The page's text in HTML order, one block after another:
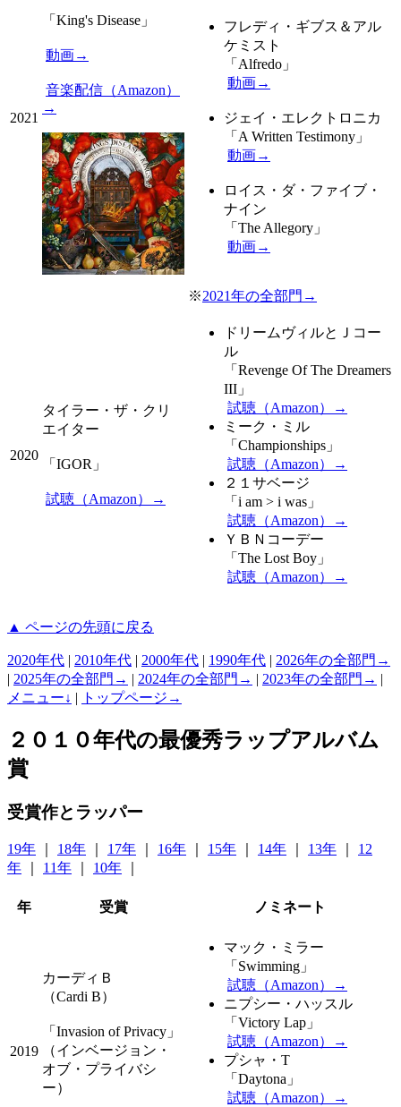
2021
「King's Disease」
動画→
音楽配信（Amazon）
→
フレディ・ギブス＆アル
ケミスト
「Alfredo」
動画→
ジェイ・エレクトロニカ
「A Written Testimony」
動画→
ロイス・ダ・ファイブ・
ナイン
「The Allegory」
動画→
※2021年の全部門→
2020
タイラー・ザ・クリ
エイター
「IGOR」
試聴（Amazon）→
ドリームヴィルとＪコー
ル
「Revenge Of The Dreamers
III」
試聴（Amazon）→
ミーク・ミル
「Championships」
試聴（Amazon）→
２１サベージ
「i am > i was」
試聴（Amazon）→
ＹＢＮコーデー
「The Lost Boy」
試聴（Amazon）→
▲ ページの先頭に戻る
2020年代 | 2010年代 | 2000年代 | 1990年代 | 2026年の全部門→
| 2025年の全部門→ | 2024年の全部門→ | 2023年の全部門→ |
メニュー↓ | トップページ→
２０１０年代の最優秀ラップアルバム
賞
受賞作とラッパー
19年 18年 17年 16年 15年 14年 13年
12
年
11年 10年
年 受賞 ノミネート
2019
カーディＢ
（Cardi B）
「Invasion of Privacy」
（インベージョン・
オブ・プライバシ
ー）
マック・ミラー
「Swimming」
試聴（Amazon）→
ニプシー・ハッスル
「Victory Lap」
試聴（Amazon）→
プシャ・T
「Daytona」
試聴（Amazon）→